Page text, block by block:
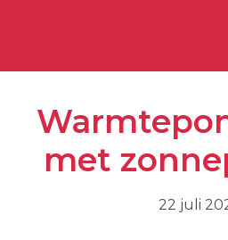
inhoud
met
22 juli